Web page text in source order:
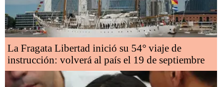
La Fragata Libertad inició su 54° viaje de
instrucción: volverá al país el 19 de septiembre